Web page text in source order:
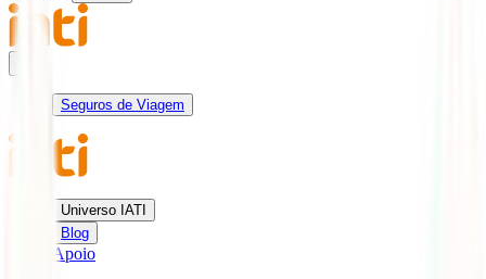
Seguros de Viagem
Universo IATI
Blog
Apoio